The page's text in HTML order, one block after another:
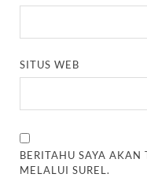
SITUS WEB
BERITAHU SAYA
MELALUI SUREL.